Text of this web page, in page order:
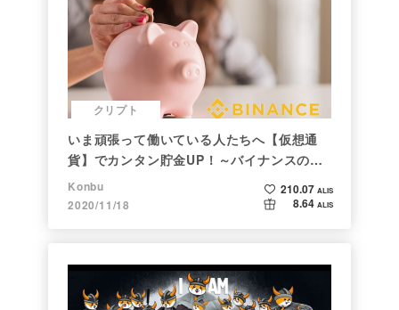
クリプト
いま頑張って働いている人たちへ【仮想通
貨】でカンタン貯金UP！～バイナンスの使
い方初心者編～
Konbu
2020/11/18
210.07 ALIS
8.64 ALIS